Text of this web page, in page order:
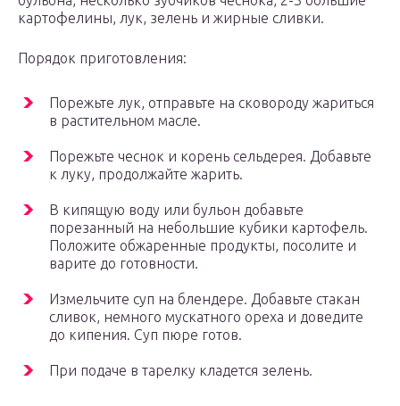
картофелины, лук, зелень и жирные сливки.
Порядок приготовления:
Порежьте лук, отправьте на сковороду жариться
в растительном масле.
Порежьте чеснок и корень сельдерея. Добавьте
к луку, продолжайте жарить.
В кипящую воду или бульон добавьте
порезанный на небольшие кубики картофель.
Положите обжаренные продукты, посолите и
варите до готовности.
Измельчите суп на блендере. Добавьте стакан
сливок, немного мускатного ореха и доведите
до кипения. Суп пюре готов.
При подаче в тарелку кладется зелень.